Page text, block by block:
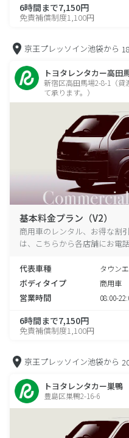
6時間まで7,150円
免責補償制度1,100円
京王プレッソイン池袋から
トヨタレンタカー高田
新宿区高田馬場2-8-1（
て承ります。）
基本料金プラン（V2）
商用車のレンタル、お得な割
は、こちらから各店舗にお電話
代表車種 タウン
ボディタイプ 商用車
営業時間 08:00-
6時間まで7,150円
免責補償制度1,100円
京王プレッソイン池袋から
トヨタレンタカー巣鴨
豊島区巣鴨2-16-6